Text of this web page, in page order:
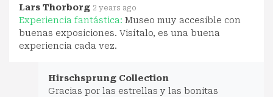
Lars Thorborg 2 years ago
Experiencia fantástica: Museo muy accesible con
buenas exposiciones. Visítalo, es una buena
experiencia cada vez.
Hirschsprung Collection
Gracias por las estrellas y las bonitas